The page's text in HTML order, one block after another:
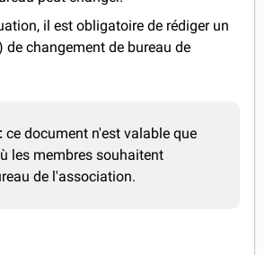
il est obligatoire de rédiger un
de changement de bureau de
ce document n'est valable que
les membres souhaitent
de l'association.